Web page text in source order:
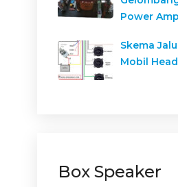
Power
Skema
Mobil
Box Speaker